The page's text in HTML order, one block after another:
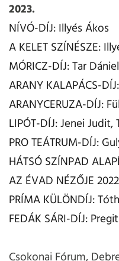
2023.
NÍVÓ-DÍJ: Illyés Ákos
A KELET SZÍNÉSZE:
MÓRICZ-DÍJ: Tar Dániel
ARANY KALAPÁCS-
ARANYCERUZA-DÍJ:
LIPÓT-DÍJ: Jenei
PRO TEÁTRUM-DÍJ:
HÁTSÓ SZÍNPAD
AZ ÉVAD NÉZŐJE
PRÍMA KÜLÖNDÍJ:
FEDÁK SÁRI-DÍJ: